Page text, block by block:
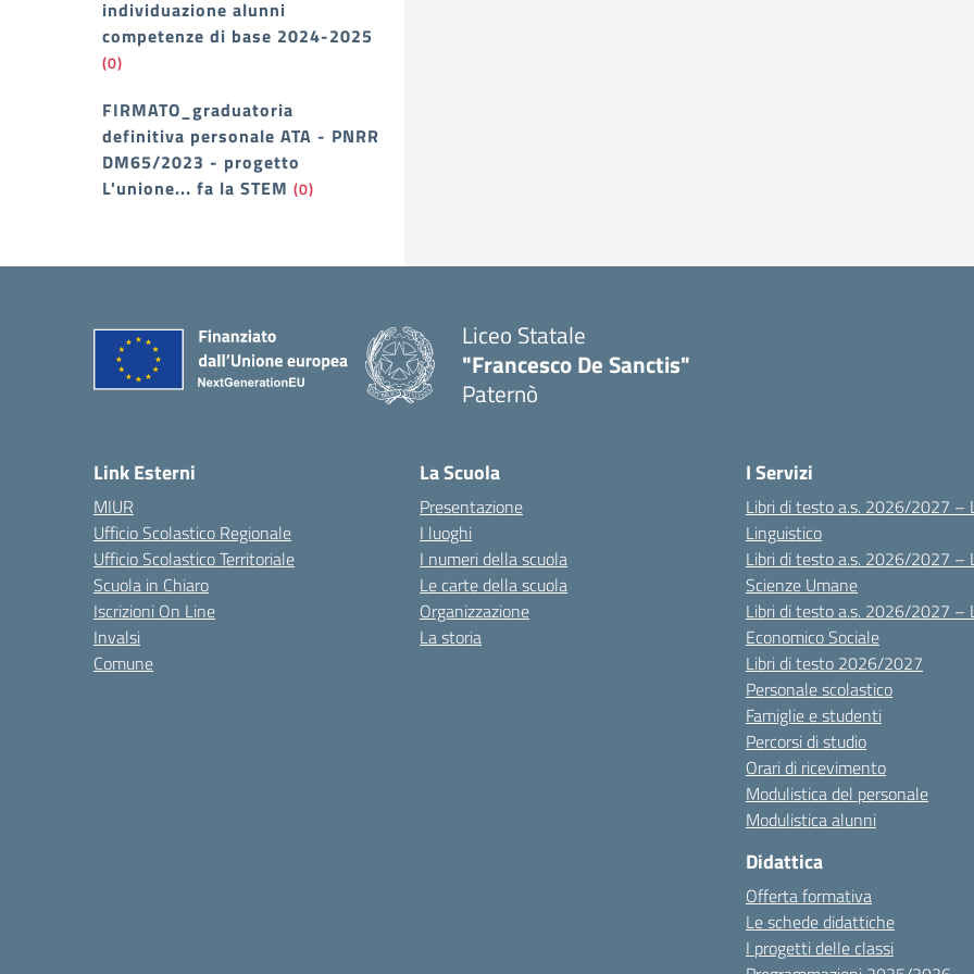
individuazione alunni
competenze di base 2024-2025
(0)
FIRMATO_graduatoria
definitiva personale ATA - PNRR
DM65/2023 - progetto
L'unione... fa la STEM (0)
Liceo Statale
"Francesco De Sanctis"
Paternò
Link Esterni
MIUR
Ufficio Scolastico Regionale
Ufficio Scolastico Territoriale
Scuola in Chiaro
Iscrizioni On Line
Invalsi
Comune
La Scuola
Presentazione
I luoghi
I numeri della scuola
Le carte della scuola
Organizzazione
La storia
I Servizi
Libri di testo a.s. 2026/2027 –
Linguistico
Libri di testo a.s. 2026/2027 –
Scienze Umane
Libri di testo a.s. 2026/2027 –
Economico Sociale
Libri di testo 2026/2027
Personale scolastico
Famiglie e studenti
Percorsi di studio
Orari di ricevimento
Modulistica del personale
Modulistica alunni
Didattica
Offerta formativa
Le schede didattiche
I progetti delle classi